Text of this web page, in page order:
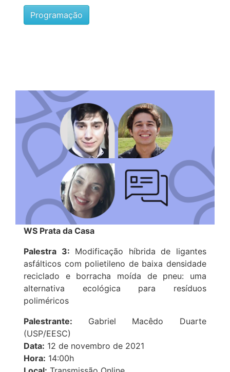
Programação
WS Prata da Casa
Palestra 3: Modificação híbrida de ligantes
asfálticos com polietileno de baixa densidade
reciclado e borracha moída de pneu: uma
alternativa ecológica para resíduos
poliméricos
Palestrante: Gabriel Macêdo Duarte
(USP/EESC)
Data: 12 de novembro de 2021
Hora: 14:00h